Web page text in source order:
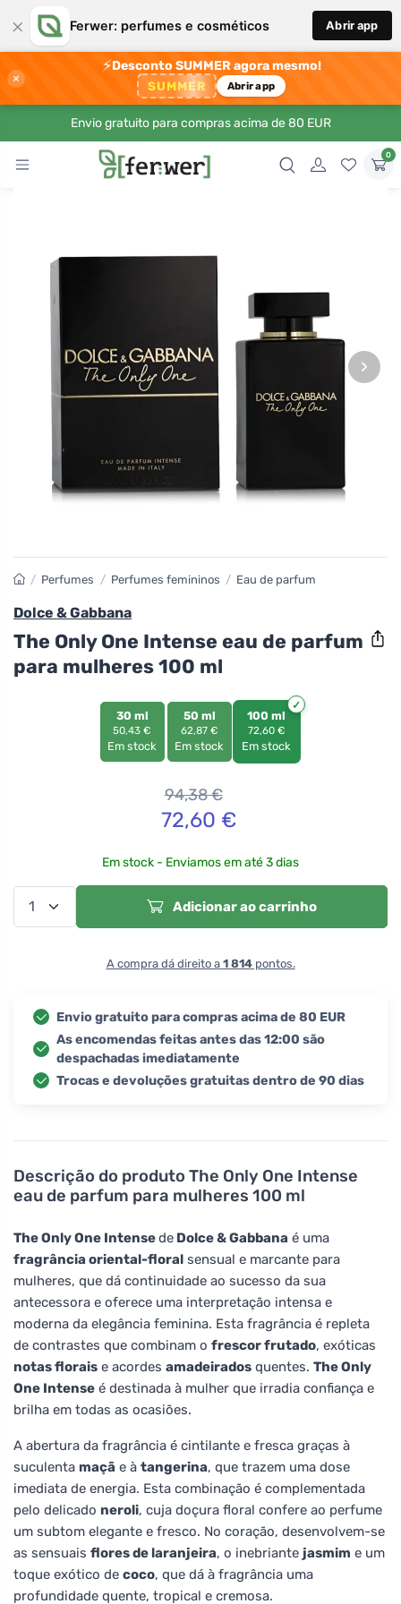
× Ferwer: perfumes e cosméticos Abrir app
×
⚡Desconto SUMMER agora mesmo!
SUMMER Abrir app
Envio gratuito para compras acima de 80 EUR
0
›
Descrição do produto The Only One Intense
eau de parfum para mulheres 100 ml
The Only One Intensede Dolce & Gabbana é uma
fragrância oriental-floral sensual e marcante para
mulheres, que dá continuidade ao sucesso da sua
antecessora e oferece uma interpretação intensa e
moderna da elegância feminina. Esta fragrância é repleta
de contrastes que combinam o frescor frutado, exóticas
notas florais e acordes amadeirados quentes. The Only
One Intense é destinada à mulher que irradia confiança e
brilha em todas as ocasiões.
A abertura da fragrância é cintilante e fresca graças à
suculenta maçã e à tangerina, que trazem uma dose
imediata de energia. Esta combinação é complementada
pelo delicado neroli, cuja doçura floral confere ao perfume
um subtom elegante e fresco. No coração, desenvolvem-se
as sensuais flores de laranjeira, o inebriante jasmim e um
toque exótico de coco, que dá à fragrância uma
profundidade quente, tropical e cremosa.
/ Perfumes / Perfumes femininos / Eau de parfum
Dolce & Gabbana
The Only One Intense eau de parfum
para mulheres 100 ml
30 ml
50,43 €
Em stock
50 ml
62,87 €
Em stock
100 ml
72,60 €
Em stock
94,38€
72,60 €
Em stock - Enviamos em até 3 dias
Adicionar ao carrinho
A compra dá direito a 1 814pontos.
Envio gratuito para compras acima de 80 EUR
As encomendas feitas antes das 12:00 são
despachadas imediatamente
Trocas e devoluções gratuitas dentro de 90 dias